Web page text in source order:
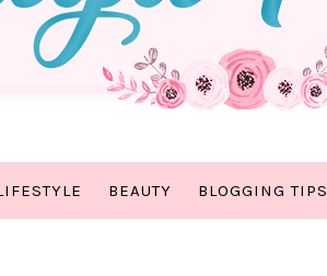
BEAUTY BLOGGING TIPS